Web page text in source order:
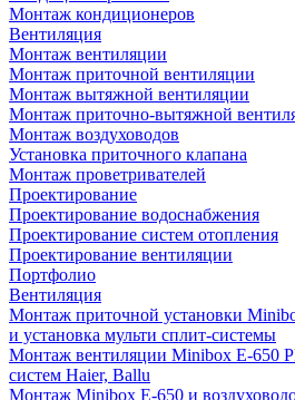
Монтаж кондиционеров
Вентиляция
Монтаж вентиляции
Монтаж приточной вентиляции
Монтаж вытяжной вентиляции
Монтаж приточно-вытяжной
Монтаж воздуховодов
Установка приточного клапана
Монтаж проветривателей
Проектирование
Проектирование водоснабжения
Проектирование систем отопления
Проектирование вентиляции
Портфолио
Вентиляция
Монтаж приточной установки
и установка мульти сплит-системы
Монтаж вентиляции Minibox E-650
систем Haier, Ballu
Монтаж Minibox E-650 и